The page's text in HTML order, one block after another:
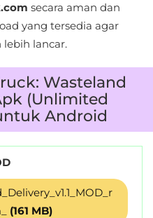
secara aman dan
yang tersedia agar
lebih lancar.
Wasteland
(Unlimited
Android
(161 MB)